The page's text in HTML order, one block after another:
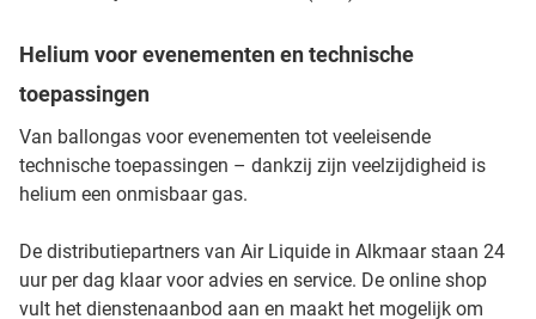
Helium voor evenementen en technische
toepassingen
Van ballongas voor evenementen tot veeleisende
technische toepassingen – dankzij zijn veelzijdigheid is
helium een onmisbaar gas.
De distributiepartners van Air Liquide in Alkmaar staan 24
uur per dag klaar voor advies en service. De online shop
vult het dienstenaanbod aan en maakt het mogelijk om